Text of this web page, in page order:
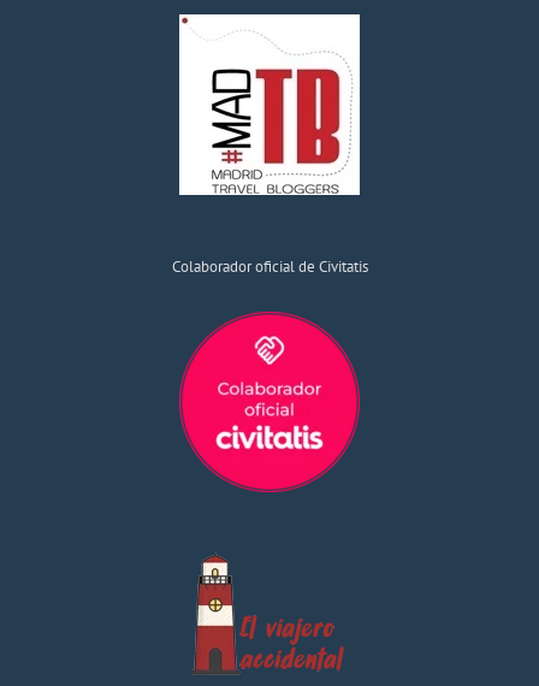
Colaborador oficial de Civitatis